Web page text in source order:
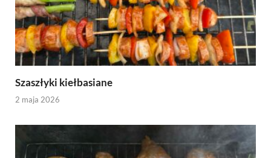
Szaszłyki kiełbasiane
2 maja 2026